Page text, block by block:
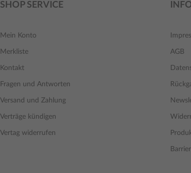
SHOP SERVICE
Mein Konto
Merkliste
Kontakt
Fragen und Antworten
Versand und Zahlung
Verträge kündigen
Vertag widerrufen
AGB